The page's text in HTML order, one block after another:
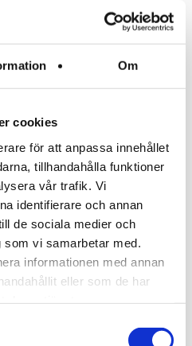
Om
cookies
för att anpassa innehållet
tillhandahålla funktioner
vår trafik. Vi
identifierare och annan
de sociala medier och
vi samarbetar med.
informationen med annan
eller som de har
aktiviteter
bland annat arrangera
anordna by- och
gröt under julmarknaden.
i
på torget i Ingatorp!
är alltid öppen och husen
när föreningen har
vill du se husen och
kan du vända dig till någon
du ser till höger på sidan.
efter att avtala tid med
Centern ansvarar vi för